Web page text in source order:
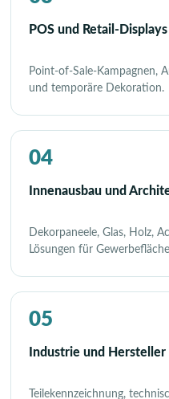
POS und Retail-Displays
Point-of-Sale-Kampagnen,
und temporäre Dekoration.
04
Innenausbau und
Dekorpaneele, Glas, Holz,
Lösungen für
05
Industrie und Hersteller
Teilekennzeichnung,